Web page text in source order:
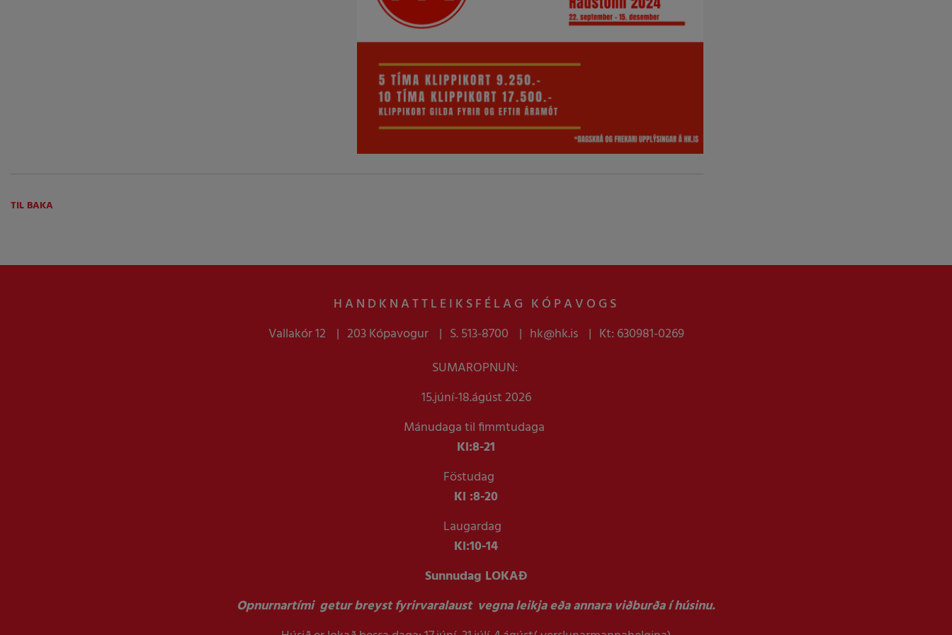
TIL BAKA
HANDKNATTLEIKSFÉLAG KÓPAVOGS
Vallakór 12
203 Kópavogur S. 513-8700 hk@hk.is
Kt: 630981-0269
SUMAROPNUN:
15.júní-18.ágúst 2026
Mánudaga til fimmtudaga
Kl:8-21
Föstudag
Kl :8-20
Laugardag
Kl:10-14
Sunnudag LOKAÐ
Opnurnartími getur breyst fyrirvaralaust vegna leikja eða annara viðburða í húsinu.